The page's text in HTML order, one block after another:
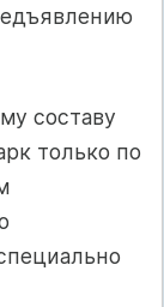
составу
только по